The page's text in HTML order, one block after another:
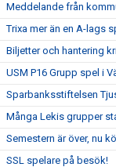
Meddelande från
Trixa mer än en A-lags
Biljetter och hantering
USM P16 Grupp spel i
Sparbanksstiftelsen
Många Lekis grupper
Semestern är över, nu
SSL spelare på besök!